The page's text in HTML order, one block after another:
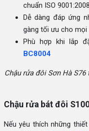
chuẩn ISO 9001:2008
Dễ dàng đáp ứng
gàng tối ưu cho mọi
Phù hợp khi lắp
BC8004
Chậu rửa đôi Sơn Hà
Chậu rửa bát đôi
Nếu yêu thích những